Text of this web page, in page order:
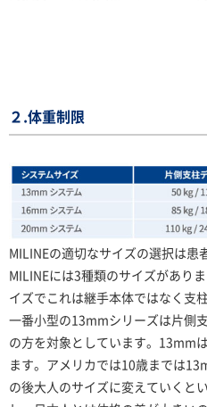
２.体重制限
MILINEの適切なサイズの選択は患
MILINEには3種類のサイズがあり
イズでこれは継手本体ではなく支
一番小型の13mmシリーズは片側
の方を対象としています。13mm
ます。アメリカでは10歳までは
の後大人のサイズに変えていくと